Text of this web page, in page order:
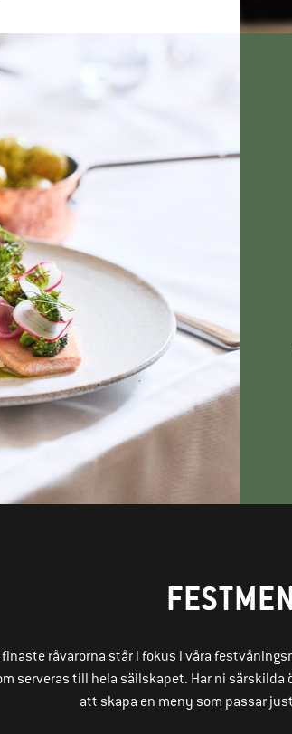
råvarorna står i fokus i våra
serveras till hela sällskapet. Har ni särskilda
att skapa en meny som passar